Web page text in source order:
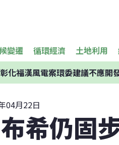
變遷 循環經濟 土地利用
化福漢風電案環委建議不應開
04月22日
希仍固